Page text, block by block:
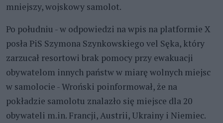
mniejszy, wojskowy samolot.
Po południu - w odpowiedzi na wpis na platformie X
posła PiS Szymona Szynkowskiego vel Sęka, który
zarzucał resortowi brak pomocy przy ewakuacji
obywatelom innych państw w miarę wolnych miejsc
w samolocie - Wroński poinformował, że na
pokładzie samolotu znalazło się miejsce dla 20
obywateli m.in. Francji, Austrii, Ukrainy i Niemiec.